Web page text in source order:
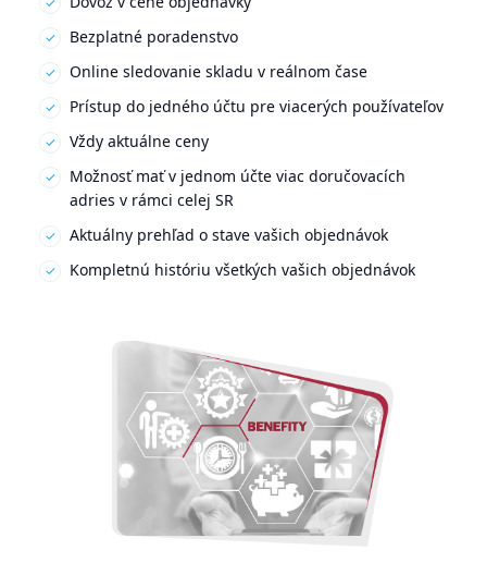
Bezplatné poradenstvo
Online sledovanie skladu v reálnom čase
Prístup do jedného účtu pre viacerých používateľov
Vždy aktuálne ceny
Možnosť mať v jednom účte viac doručovacích
adries v rámci celej SR
Aktuálny prehľad o stave vašich objednávok
Kompletnú históriu všetkých vašich objednávok